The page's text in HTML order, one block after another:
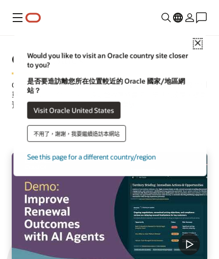
功能表
Close
Would you like to visit an Oracle country site closer
to you?
是否要造訪離您所在位置較近的 Oracle 國家/地區網
站？
Visit Oracle United States
不用了，謝謝，我要繼續造訪本網站
See this page for a different country/region
Oracle Sales
Oracle Sales 將銷售、報價、採購、訂單管理、計費與續約整合到
單一 Fusion 平台上。它可協助營收團隊實現可預測的成長、提高
預測準確度，並提供簡單可靠的購買體驗。
下載解決方案詳細資料 (PDF) 要求示範